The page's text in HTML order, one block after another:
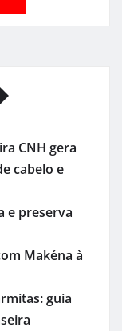
CNH gera
cabelo e
e preserva
Makéna à
guia